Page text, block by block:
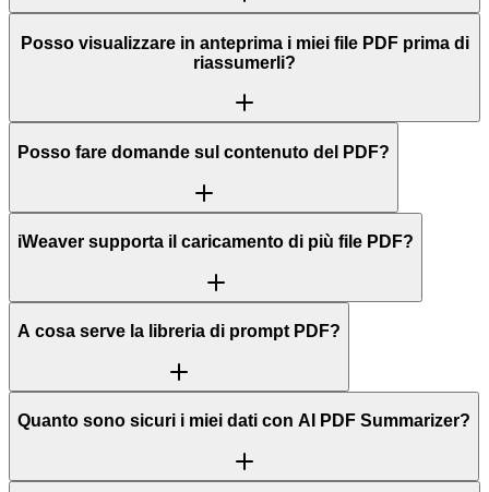
Posso visualizzare in anteprima i miei file PDF prima di
riassumerli?
Posso fare domande sul contenuto del PDF?
iWeaver supporta il caricamento di più file PDF?
A cosa serve la libreria di prompt PDF?
Quanto sono sicuri i miei dati con AI PDF Summarizer?